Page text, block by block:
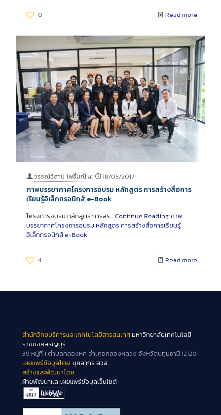
0 Read more
วรรณ์วิสาข์ โพธิ์มณี at 18/05/2017
ภาพบรรยากาศโครงการอบรม หลักสูตร การสร้างสื่อการ
เรียนรู้อิเล็กทรอนิกส์ e-Book
โครงการอบรม หลักสูตร การสร… Continue Reading ภาพ
บรรยากาศโครงการอบรม หลักสูตร การสร้างสื่อการเรียนรู้
อิเล็กทรอนิกส์ e-Book
4 Read more
สำนักวิทยบริการและเทคโนโลยีสารสนเทศมหาวิทยาลัยเทคโนโลยี
ราชมงคลธัญบุรี
39 หมู่ที่ 1 ตำบลคลองหก อำเภอคลองหลวง จังหวัดปทุมธานี 12120
เผยแพร่ข้อมูลโดย.บุคลากร สวส.
สร้างและพัฒนาโดย.
ฝ่ายพัฒนาและเผยแพร่ข้อมูลเว็บไซต์